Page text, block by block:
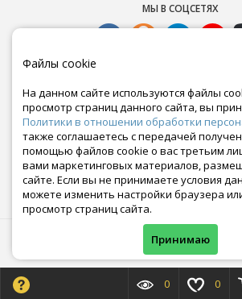
МЫ В СОЦСЕТЯХ
Почта:
crazy-ferma@yandex.ru
© Все права защищены. Информация сайта защищена законом
0 0
Файлы cookie
На данном сайте используются файлы
просмотр страниц данного сайта, вы
Политики в отношении обработки
также соглашаетесь с передачей
помощью файлов cookie о вас третьим
вами маркетинговых материалов,
сайте. Если вы не принимаете условия
можете изменить настройки браузера
просмотр страниц сайта.
Принимаю